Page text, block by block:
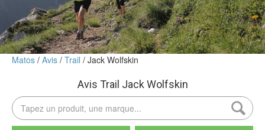
Matos Avis Trail Jack Wolfskin
Avis Trail Jack Wolfskin